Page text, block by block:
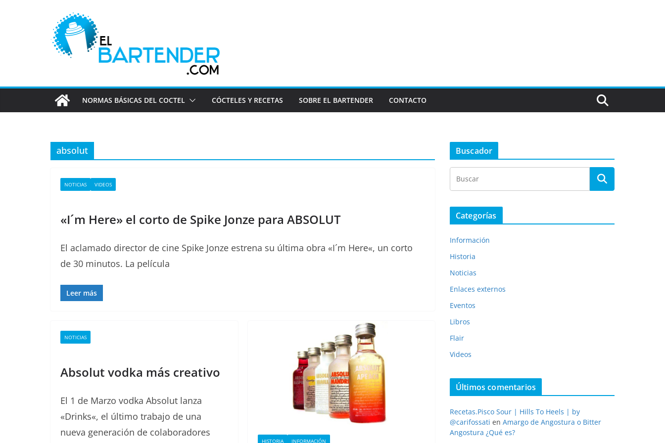
NORMAS BÁSICAS DEL COCTEL CÓCTELES Y RECETAS SOBRE EL BARTENDER CONTACTO
absolut
NOTICIAS VIDEOS
«I´m Here» el corto de Spike Jonze para ABSOLUT
El aclamado director de cine Spike Jonze estrena su última obra «I´m Here«, un corto
de 30 minutos. La película
Leer más
NOTICIAS
Absolut vodka más creativo
El 1 de Marzo vodka Absolut lanza
«Drinks«, el último trabajo de una
nueva generación de colaboradores
HISTORIA INFORMACIÓN
Buscador
Categorías
Información
Historia
Noticias
Enlaces externos
Eventos
Libros
Flair
Videos
Últimos comentarios
Recetas.Pisco Sour | Hills To Heels | by
@carifossati en Amargo de Angostura o Bitter
Angostura ¿Qué es?